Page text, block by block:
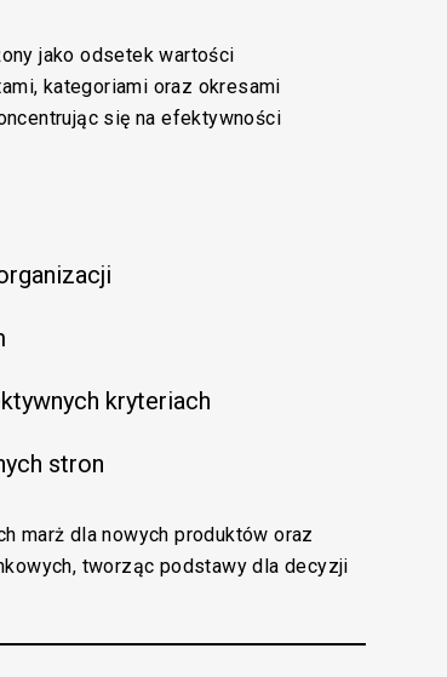
jako odsetek wartości
kategoriami oraz okresami
się na efektywności
kryteriach
stron
marż dla nowych produktów oraz
tworząc podstawy dla decyzji